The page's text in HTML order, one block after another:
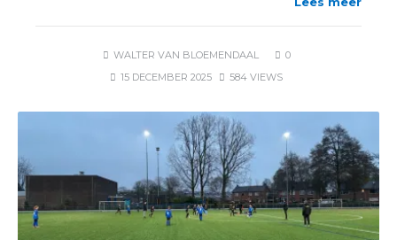
WALTER VAN BLOEMENDAAL
0
15 DECEMBER 2025
584 VIEWS